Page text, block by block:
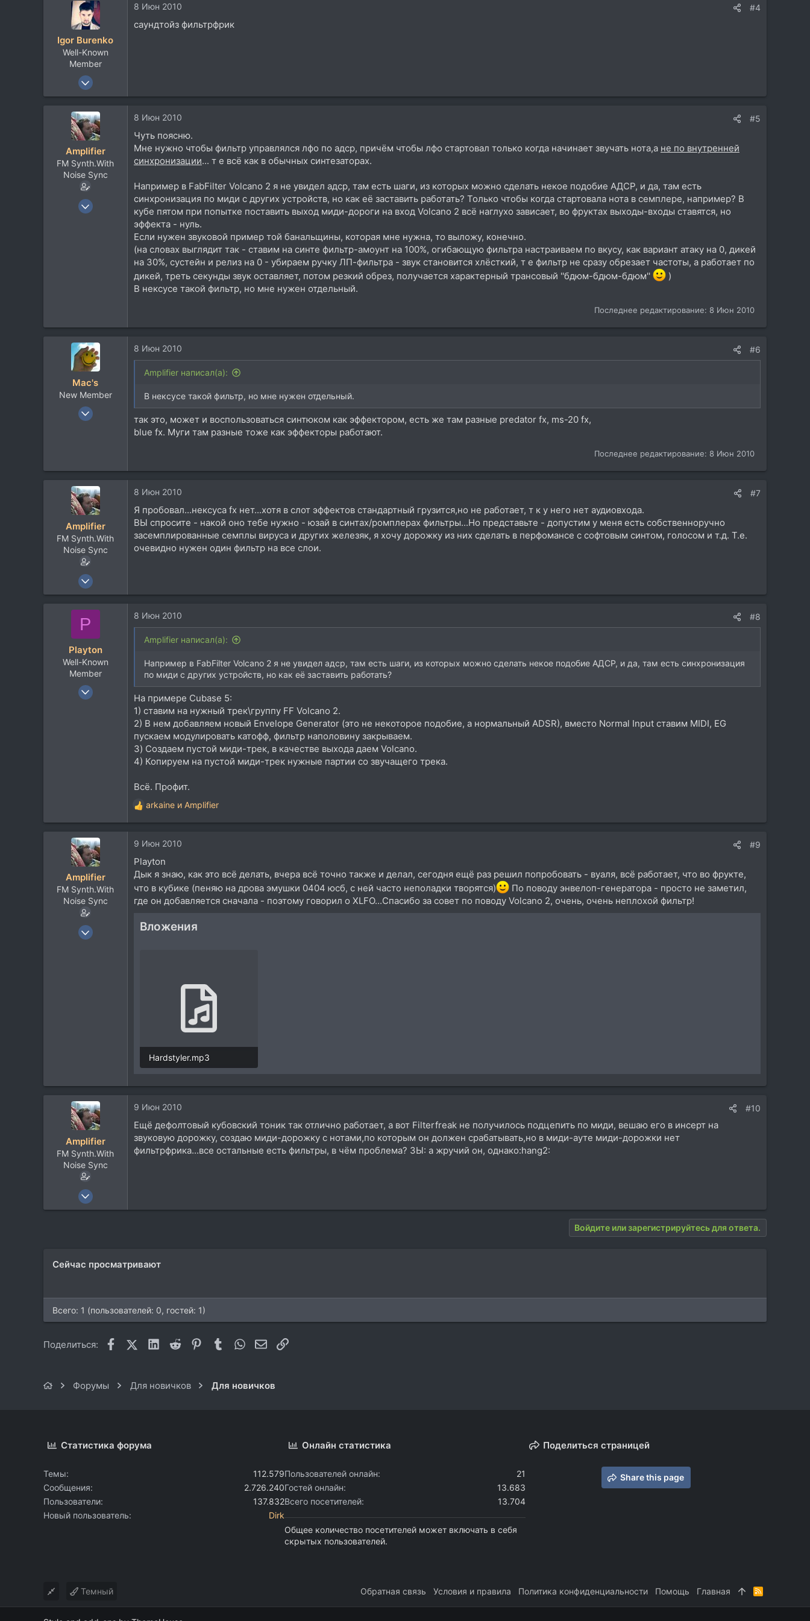
Igor Burenko
Well-Known
Member
26 Июн 2005
Odessa
8 Июн 2010 #4
саундтойз фильтрфрик
Amplifier
FM Synth.With
Noise Sync
23 Ноя 2005
8 Июн 2010 #5
Чуть поясню.
Мне нужно чтобы фильтр управлялся лфо по адср, причём чтобы лфо стартовал только когда начинает звучать нота,а не по внутренней
синхронизации... т е всё как в обычных синтезаторах.
Например в FabFilter Volcano 2 я не увидел адср, там есть шаги, из которых можно сделать некое подобие АДСР, и да, там есть
синхронизация по миди с других устройств, но как её заставить работать? Только чтобы когда стартовала нота в семплере, например? В
кубе пятом при попытке поставить выход миди-дороги на вход Volcano 2 всё наглухо зависает, во фруктах выходы-входы ставятся, но
эффекта - нуль.
Если нужен звуковой пример той банальщины, которая мне нужна, то выложу, конечно.
(на словах выглядит так - ставим на синте фильтр-амоунт на 100%, огибающую фильтра настраиваем по вкусу, как вариант атаку на 0, дикей
на 30%, сустейн и релиз на 0 - убираем ручку ЛП-фильтра - звук становится хлёсткий, т е фильтр не сразу обрезает частоты, а работает по
дикей, треть секунды звук оставляет, потом резкий обрез, получается характерный трансовый ''бдюм-бдюм-бдюм''
)
В нексусе такой фильтр, но мне нужен отдельный.
Последнее редактирование: 8 Июн 2010
Mac's
New Member
23 Авг 2008
Kiev
8 Июн 2010 #6
Amplifier написал(а):
В нексусе такой фильтр, но мне нужен отдельный.
так это, может и воспользоваться синтюком как эффектором, есть же там разные predator fx, ms-20 fx,
blue fx. Муги там разные тоже как эффекторы работают.
Последнее редактирование: 8 Июн 2010
Amplifier
FM Synth.With
Noise Sync
23 Ноя 2005
410
Мурманская
vkontakte.ru
8 Июн 2010 #7
Я пробовал...нексуса fx нет...хотя в слот эффектов стандартный грузится,но не работает, т к у него нет аудиовхода.
ВЫ спросите - накой оно тебе нужно - юзай в синтах/ромплерах фильтры...Но представьте - допустим у меня есть собственноручно
засемплированные семплы вируса и других железяк, я хочу дорожку из них сделать в перфомансе с софтовым синтом, голосом и т.д. Т.е.
очевидно нужен один фильтр на все слои.
P
Playton
Well-Known
Member
13 Мар 2008
8 Июн 2010 #8
Amplifier написал(а):
Например в FabFilter Volcano 2 я не увидел адср, там есть шаги, из которых можно сделать некое подобие АДСР, и да, там есть синхронизация
по миди с других устройств, но как её заставить работать?
На примере Cubase 5:
1) ставим на нужный трек\группу FF Volcano 2.
2) В нем добавляем новый Envelope Generator (это не некоторое подобие, а нормальный ADSR), вместо Normal Input ставим MIDI, EG
пускаем модулировать катофф, фильтр наполовину закрываем.
3) Создаем пустой миди-трек, в качестве выхода даем Volcano.
4) Копируем на пустой миди-трек нужные партии со звучащего трека.
Всё. Профит.
Р
е
к
и
и
:
arkaine и Amplifier
Amplifier
FM Synth.With
Noise Sync
23 Ноя 2005
9 Июн 2010 #9
Playton
Дык я знаю, как это всё делать, вчера всё точно также и делал, сегодня ещё раз решил попробовать - вуаля, всё работает, что во фрукте,
что в кубике (пеняю на дрова эмушки 0404 юсб, с ней часто неполадки творятся)
По поводу энвелоп-генератора - просто не заметил,
где он добавляется сначала - поэтому говорил о XLFO...Спасибо за совет по поводу Volcano 2, очень, очень неплохой фильтр!
Вложения
Hardstyler.mp3
Amplifier
FM Synth.With
Noise Sync
23 Ноя 2005
410
vkontakte.ru
9 Июн 2010 #10
Ещё дефолтовый кубовский тоник так отлично работает, а вот Filterfreak не получилось подцепить по миди, вешаю его в инсерт на
звуковую дорожку, создаю миди-дорожку с нотами,по которым он должен срабатывать,но в миди-ауте миди-дорожки нет
фильтрфрика...все остальные есть фильтры, в чём проблема? ЗЫ: а жручий он, однако:hang2:
Войдите или зарегистрируйтесь для ответа.
Сейчас просматривают
Всего: 1 (пользователей: 0, гостей: 1)
Поделиться: FacebookX (Twitter)
LinkedIn
Reddit Pinterest
TumblrWhatsAppЭлектронная почта
Ссылка
Форумы Для новичков Для новичков
Статистика форума
Темы
112.579
Сообщения
2.726.240
Пользователи
137.832
Новый пользователь
Dirk
Онлайн статистика
Пользователей онлайн
21
Гостей онлайн
13.683
Всего посетителей
13.704
Общее количество посетителей может включать в себя
скрытых пользователей.
Поделиться страницей
Share this page
Темный Обратная связь Условия и правила Политика конфиденциальности Помощь Главная
R